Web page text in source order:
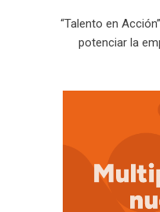
entradas
“Talento en
potenciar la